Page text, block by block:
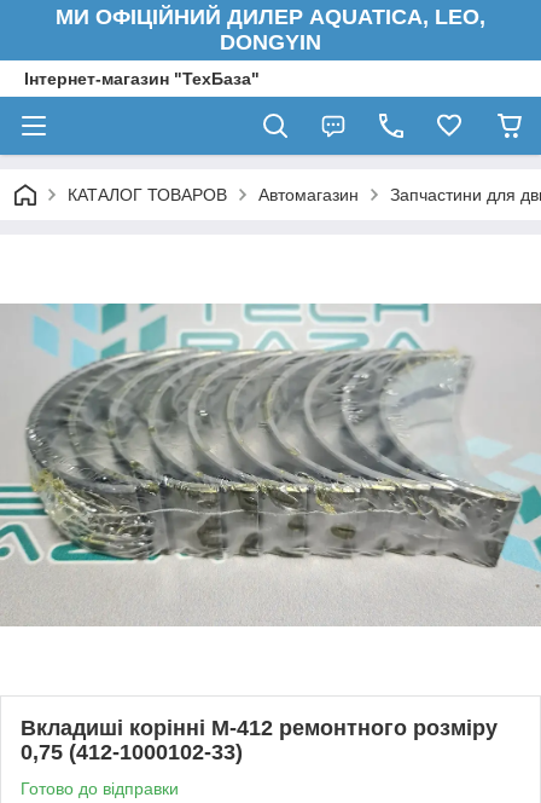
МИ ОФІЦІЙНИЙ ДИЛЕР AQUATICA, LEO,
DONGYIN
Інтернет-магазин "ТехБаза"
КАТАЛОГ ТОВАРОВ Автомагазин Запчастини для
Вкладиші корінні М-412 ремонтного розміру
0,75 (412-1000102-33)
Готово до відправки